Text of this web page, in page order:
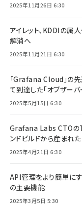
2025年11月26日 6:30
アイレット、KDDIの属
解消へ
2025年11月21日 6:30
「Grafana Cloud」の
て到達した「オブザーバ
2025年5月15日 6:30
Grafana Labs CTOの
ンドビルドから産まれ
2025年4月21日 6:30
API管理をより簡単に
の主要機能
2025年3月5日 5:30